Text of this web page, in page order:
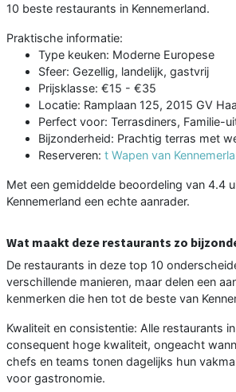
10 beste restaurants in Kennemerland.
Praktische informatie:
Type keuken: Moderne Europese
Sfeer: Gezellig, landelijk, gastvrij
Prijsklasse: €15 - €35
Locatie: Ramplaan 125, 2015 GV
Perfect voor: Terrasdiners, Familie-
Bijzonderheid: Prachtig terras met
Reserveren: t Wapen van
Met een gemiddelde beoordeling van 4.4
Kennemerland een echte aanrader.
Wat maakt deze restaurants zo
De restaurants in deze top 10
verschillende manieren, maar delen een
kenmerken die hen tot de beste van
Kwaliteit en consistentie: Alle restaurants
consequent hoge kwaliteit, ongeacht
chefs en teams tonen dagelijks hun
voor gastronomie.